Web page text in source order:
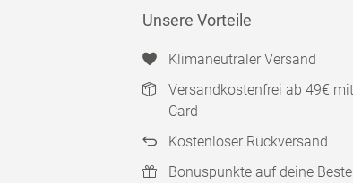
Unsere Vorteile
Klimaneutraler Versand
Versandkostenfrei ab 49€
Card
Kostenloser Rückversand
Bonuspunkte auf deine